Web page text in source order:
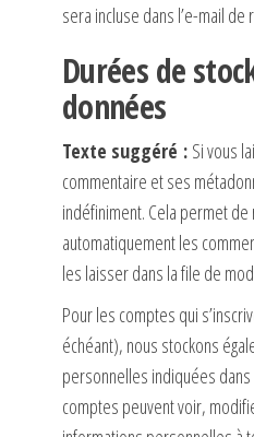
sera incluse dans l’e-mail de
Durées de
données
Texte suggéré : Si vous
commentaire et ses
indéfiniment. Cela permet
automatiquement les
les laisser dans la file de
Pour les comptes qui
échéant), nous stockons
personnelles indiquées
comptes peuvent voir,